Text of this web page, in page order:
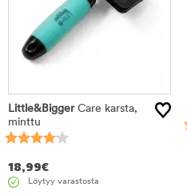
Little&BiggerCare karsta,
minttu
18,99€
Löytyy varastosta